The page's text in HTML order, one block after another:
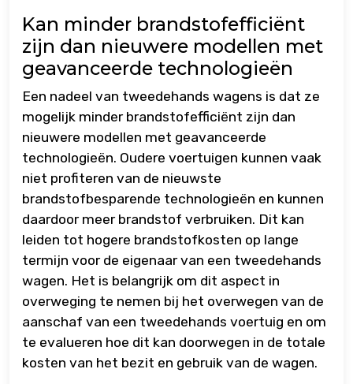
Kan minder brandstofefficiënt
zijn dan nieuwere modellen met
geavanceerde technologieën
Een nadeel van tweedehands wagens is dat ze
mogelijk minder brandstofefficiënt zijn dan
nieuwere modellen met geavanceerde
technologieën. Oudere voertuigen kunnen vaak
niet profiteren van de nieuwste
brandstofbesparende technologieën en kunnen
daardoor meer brandstof verbruiken. Dit kan
leiden tot hogere brandstofkosten op lange
termijn voor de eigenaar van een tweedehands
wagen. Het is belangrijk om dit aspect in
overweging te nemen bij het overwegen van de
aanschaf van een tweedehands voertuig en om
te evalueren hoe dit kan doorwegen in de totale
kosten van het bezit en gebruik van de wagen.